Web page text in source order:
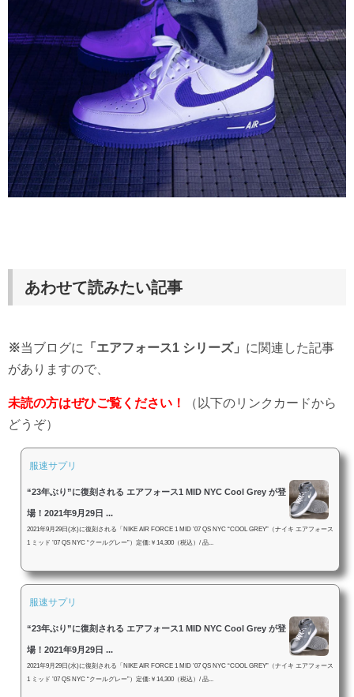
あわせて読みたい記事
※当ブログに 「エアフォース1 シリーズ」 に関連した記事
がありますので、
未読の方はぜひご覧ください！
（以下のリンクカードから
どうぞ）
服速サプリ
“23年ぶり”に復刻される エアフォース1 MID NYC Cool Grey が登
場！2021年9月29日 ...
2021年9月29日(水)に復刻される「NIKE AIR FORCE 1 MID ’07 QS NYC “COOL GREY”（ナイキ エアフォース
1 ミッド ’07 QS NYC “クールグレー”）定価:￥14,300（税込）/ 品...
服速サプリ
“23年ぶり”に復刻される エアフォース1 MID NYC Cool Grey が登
場！2021年9月29日 ...
2021年9月29日(水)に復刻される「NIKE AIR FORCE 1 MID ’07 QS NYC “COOL GREY”（ナイキ エアフォース
1 ミッド ’07 QS NYC “クールグレー”）定価:￥14,300（税込）/ 品...